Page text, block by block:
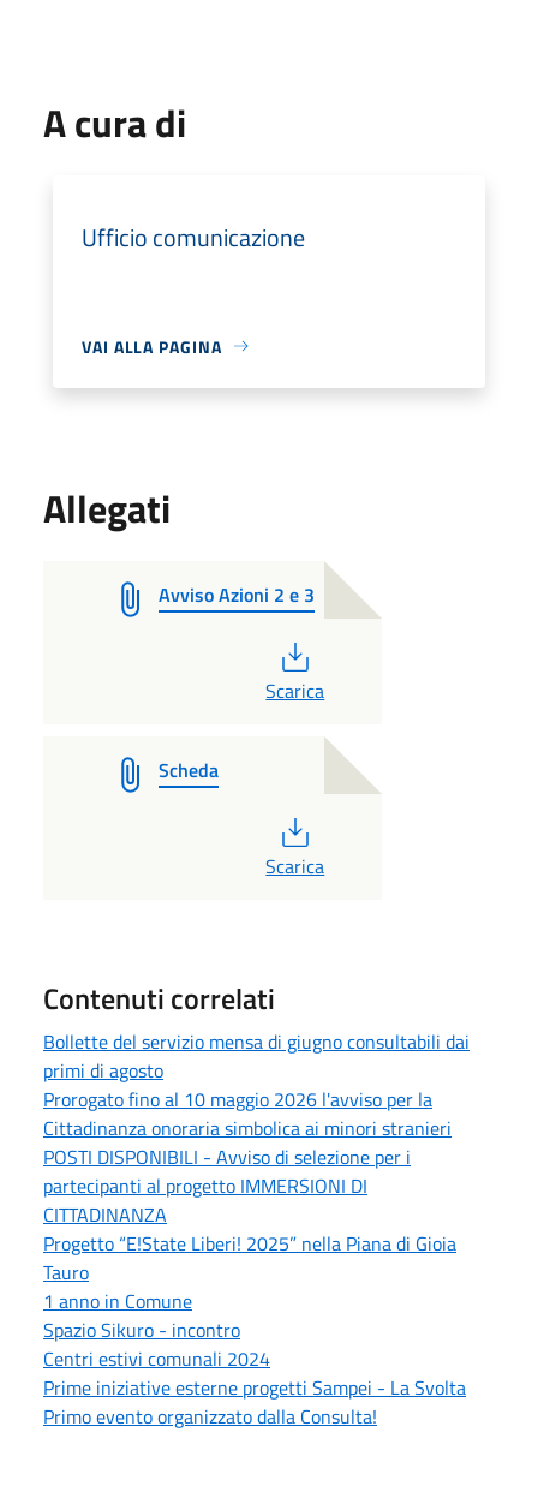
A cura di
Ufficio comunicazione
VAI ALLA PAGINA
Allegati
Avviso Azioni 2 e 3
Scarica
Scheda
Scarica
Contenuti correlati
Bollette del servizio mensa di giugno consultabili dai
primi di agosto
Prorogato fino al 10 maggio 2026 l'avviso per la
Cittadinanza onoraria simbolica ai minori stranieri
POSTI DISPONIBILI - Avviso di selezione per i
partecipanti al progetto IMMERSIONI DI
CITTADINANZA
Progetto “E!State Liberi! 2025” nella Piana di Gioia
Tauro
1 anno in Comune
Spazio Sikuro - incontro
Centri estivi comunali 2024
Prime iniziative esterne progetti Sampei - La Svolta
Primo evento organizzato dalla Consulta!